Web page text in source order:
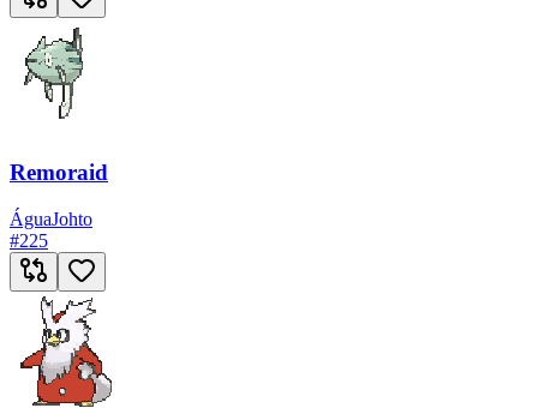
Remoraid
ÁguaJohto
#225